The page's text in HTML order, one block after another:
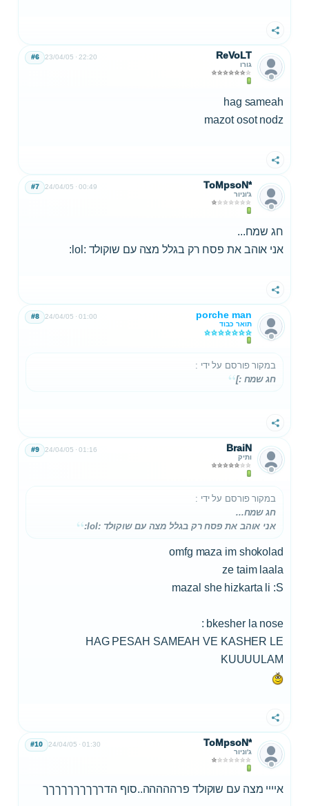
שתף
ReVoLT
גורו
23/04/05 22:20
#6
hag sameah
mazot osot nodz
שתף
ToMpsoN*
ג'וניור
24/04/05 00:49
#7
חג שמח...
אני אוהב את פסח רק בגלל מצה עם שוקולד :lol:
שתף
porche man
תואר כבוד
24/04/05 01:00
#8
במקור פורסם על ידי :
חג שמח :]
שתף
BraiN
ותיק
24/04/05 01:16
#9
במקור פורסם על ידי :
חג שמח...
אני אוהב את פסח רק בגלל מצה עם שוקולד :lol:
omfg maza im shokolad
ze taim laala
mazal she hizkarta li :S
bkesher la nose :
HAG PESAH SAMEAH VE KASHER LE
KUUUULAM
שתף
ToMpsoN*
ג'וניור
24/04/05 01:30
#10
איייי מצה עם שוקולד פרההההה..סוף הדרךךךךךךךךך